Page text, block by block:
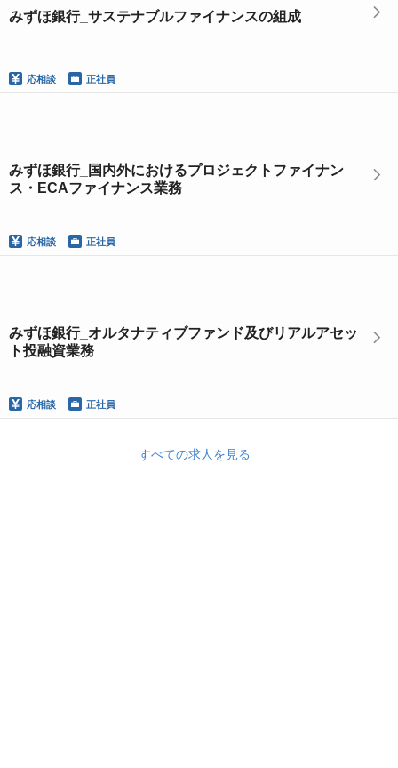
みずほ銀行_サステナブルファイナンスの組成
応相談 正社員
みずほ銀行_国内外におけるプロジェクトファイナン
ス・ECAファイナンス業務
応相談 正社員
みずほ銀行_オルタナティブファンド及びリアルアセッ
ト投融資業務
応相談 正社員
すべての求人を見る